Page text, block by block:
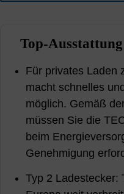
Top-Ausstattung
Für privates Laden
macht schnelles
möglich. Gemäß
müssen Sie die
beim
Genehmigung
Typ 2 Ladestecker: